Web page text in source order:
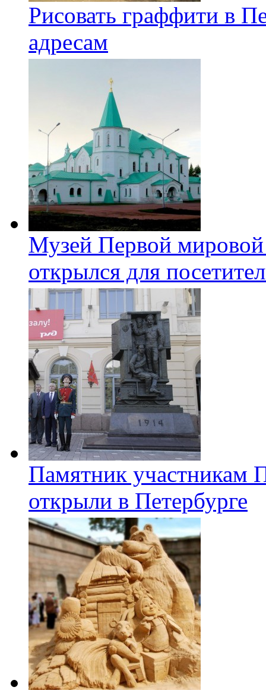
Рисовать граффити в
адресам
Музей Первой
открылся для
Памятник участникам
открыли в Петербурге